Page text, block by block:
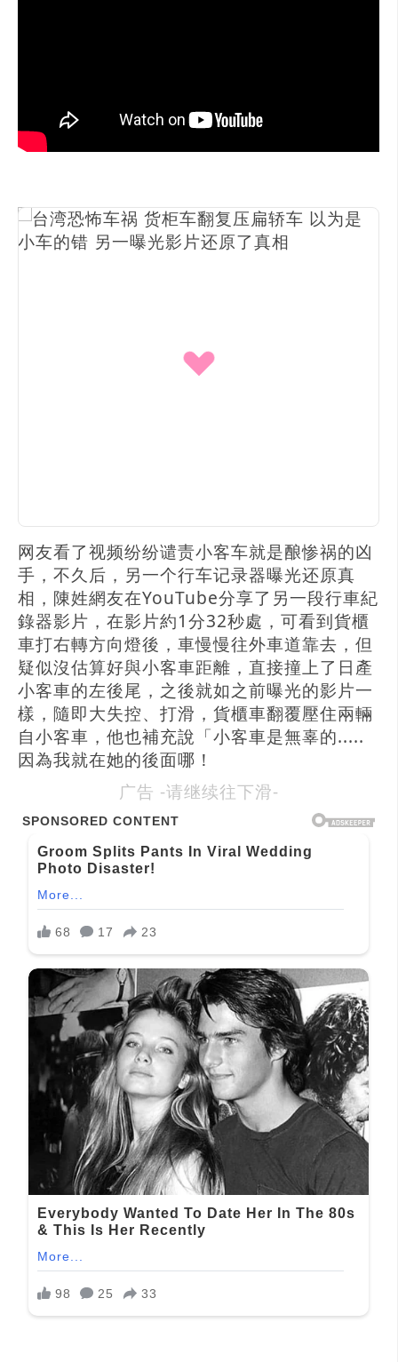
网友看了视频纷纷谴责小客车就是酿惨祸的凶
手，不久后，另一个行车记录器曝光还原真
相，陳姓網友在YouTube分享了另一段行車紀
錄器影片，在影片約1分32秒處，可看到貨櫃
車打右轉方向燈後，車慢慢往外車道靠去，但
疑似沒估算好與小客車距離，直接撞上了日產
小客車的左後尾，之後就如之前曝光的影片一
樣，隨即大失控、打滑，貨櫃車翻覆壓住兩輛
自小客車，他也補充說「小客車是無辜的.....
因為我就在她的後面哪！
广告 -请继续往下滑-